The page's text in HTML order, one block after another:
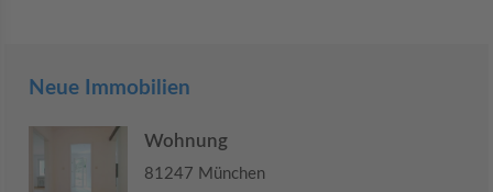
Neue Immobilien
Wohnung
81247 München